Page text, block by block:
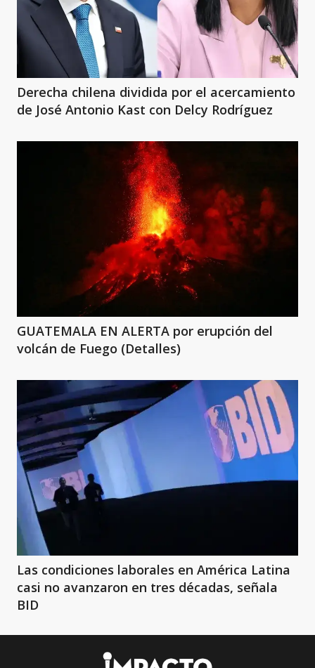
Derecha chilena dividida por el acercamiento
de José Antonio Kast con Delcy Rodríguez
GUATEMALA EN ALERTA por erupción del
volcán de Fuego (Detalles)
Las condiciones laborales en América Latina
casi no avanzaron en tres décadas, señala
BID